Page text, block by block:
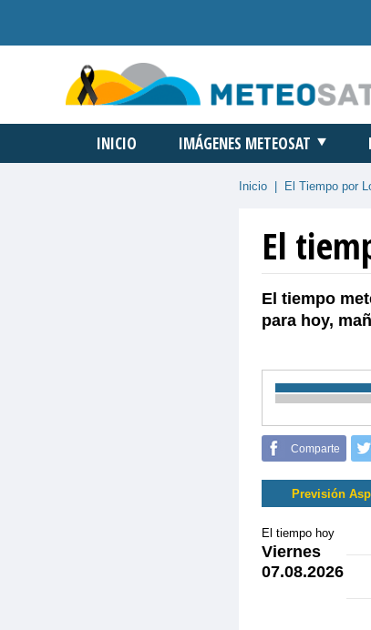
INICIO IMÁGENES METEOSAT
Inicio El Tiempo por
El
El tiempo
para hoy,
Comparte
Previsión
El tiempo hoy
Viernes
07.08.2026